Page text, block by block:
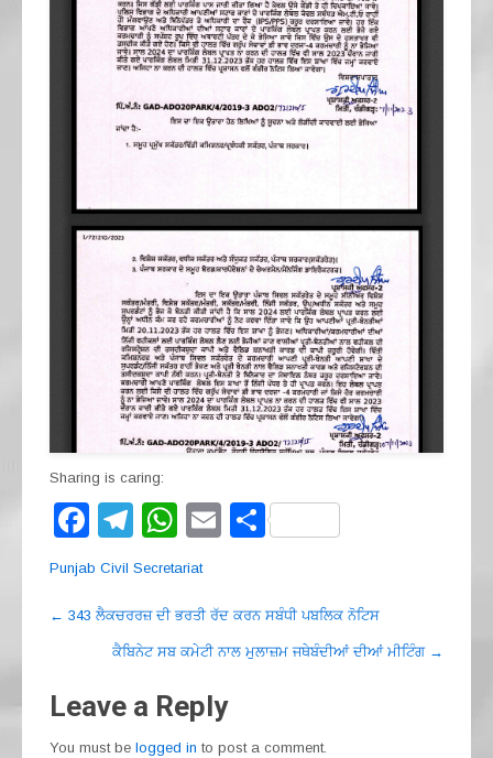
Sharing is caring:
F
a
e
o
T
el
gr
a
m
W
h
s
A
p
p
E S
e
Punjab Civil Secretariat
Post
navigation
← 343 ਲੈਕਚਰਰਜ਼ ਦੀ ਭਰਤੀ ਰੱਦ ਕਰਨ ਸਬੰਧੀ ਪਬਲਿਕ ਨੋਟਿਸ
ਕੈਬਿਨੇਟ ਸਬ ਕਮੇਟੀ ਨਾਲ ਮੁਲਾਜ਼ਮ ਜਥੇਬੰਦੀਆਂ ਦੀਆਂ ਮੀਟਿੰਗ →
Leave a Reply
You must be logged in to post a comment.